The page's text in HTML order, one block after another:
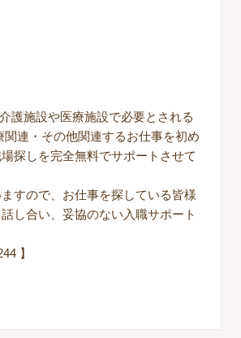
護施設や医療施設で必要とされる
連・その他関連するお仕事を初め
探しを完全無料でサポートさせて
すので、お仕事を探している皆様
し合い、妥協のない入職サポート
】